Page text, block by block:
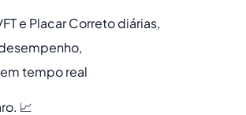
FT e Placar Correto diárias,
tempo real
📈